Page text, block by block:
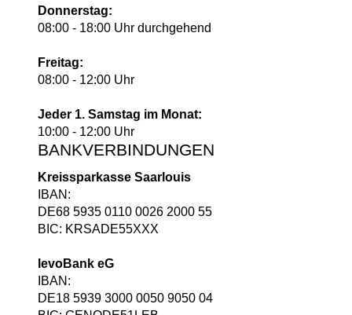
Donnerstag:
08:00 - 18:00 Uhr durchgehend
Freitag:
08:00 - 12:00 Uhr
Jeder 1. Samstag im Monat:
10:00 - 12:00 Uhr
BANKVERBINDUNGEN
Kreissparkasse Saarlouis
IBAN:
DE68 5935 0110 0026 2000 55
BIC: KRSADE55XXX
levoBank eG
IBAN:
DE18 5939 3000 0050 9050 04